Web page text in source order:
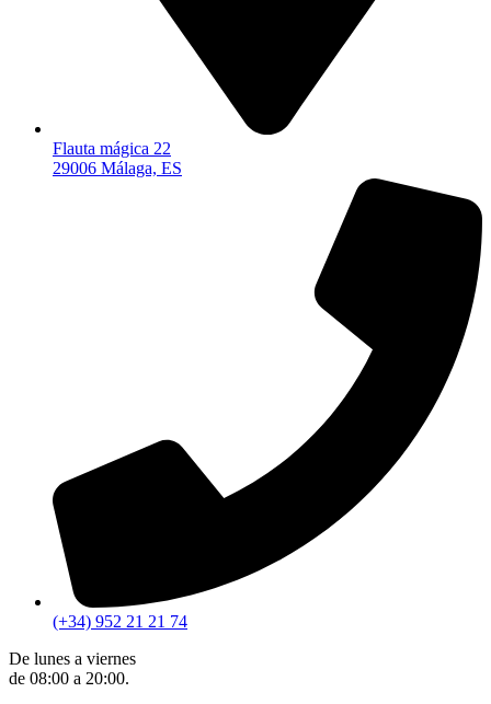
Flauta mágica 22
29006 Málaga, ES
(+34) 952 21 21 74
De lunes a viernes
de 08:00 a 20:00.